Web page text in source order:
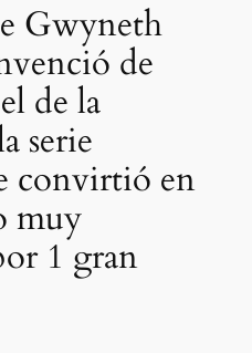
Gwyneth
de
de la
serie
convirtió en
muy
1 gran